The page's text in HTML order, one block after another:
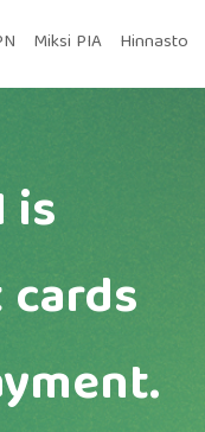
Miksi PIA Hinnasto
is